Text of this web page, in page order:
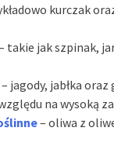
kurczak
takie jak szpinak,
– jagody, jabłka
na wysoką
– oliwa z